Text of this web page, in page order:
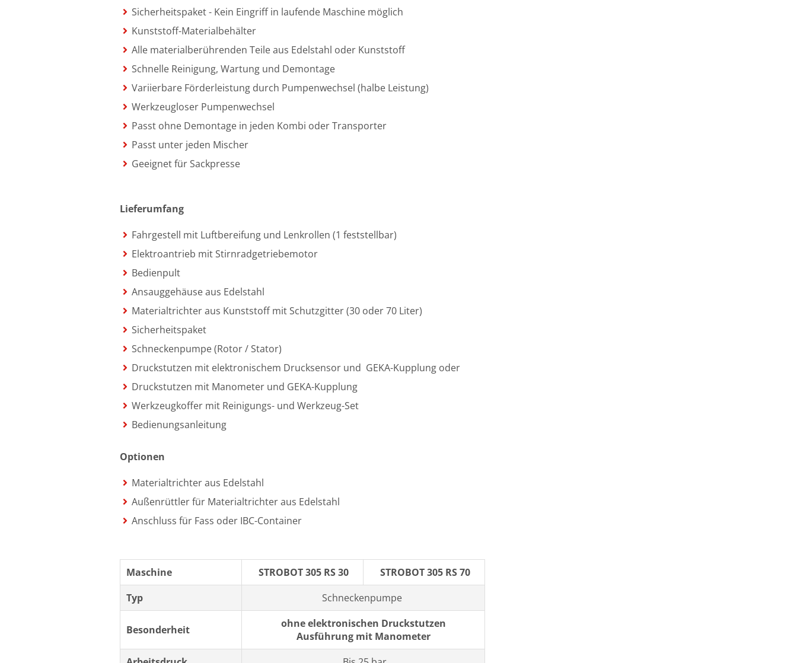
Sicherheitspaket - Kein Eingriff in laufende Maschine möglich
Kunststoff-Materialbehälter
Alle materialberührenden Teile aus Edelstahl oder Kunststoff
Schnelle Reinigung, Wartung und Demontage
Variierbare Förderleistung durch Pumpenwechsel (halbe Leistung)
Werkzeugloser Pumpenwechsel
Passt ohne Demontage in jeden Kombi oder Transporter
Passt unter jeden Mischer
Geeignet für Sackpresse
Lieferumfang
Fahrgestell mit Luftbereifung und Lenkrollen (1 feststellbar)
Elektroantrieb mit Stirnradgetriebemotor
Bedienpult
Ansauggehäuse aus Edelstahl
Materialtrichter aus Kunststoff mit Schutzgitter (30 oder 70 Liter)
Sicherheitspaket
Schneckenpumpe (Rotor / Stator)
Druckstutzen mit elektronischem Drucksensor und GEKA-Kupplung oder
Druckstutzen mit Manometer und GEKA-Kupplung
Werkzeugkoffer mit Reinigungs- und Werkzeug-Set
Bedienungsanleitung
Optionen
Materialtrichter aus Edelstahl
Außenrüttler für Materialtrichter aus Edelstahl
Anschluss für Fass oder IBC-Container
Maschine STROBOT 305 RS 30
STROBOT 305 RS 70
Typ
Schneckenpumpe
Besonderheit
ohne elektronischen Druckstutzen
Ausführung mit Manometer